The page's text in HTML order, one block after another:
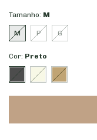
Tamanho: M
M P G
Cor: Preto